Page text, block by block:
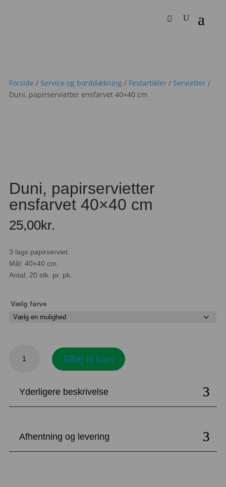
Forside / Service og borddækning / Festartikler / Servietter /
Duni, papirservietter ensfarvet 40×40 cm
Duni, papirservietter
ensfarvet 40×40 cm
25,00kr.
3 lags papirserviet.
Mål: 40×40 cm.
Antal: 20 stk. pr. pk.
Vælg farve
papirservietter
antal
Tilføj til kurv
Yderligere beskrivelse
Afhentning og levering